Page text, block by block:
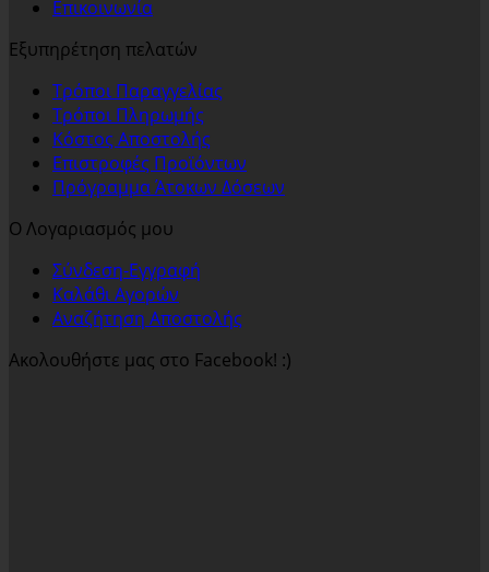
Επικοινωνία
Εξυπηρέτηση πελατών
Τρόποι Παραγγελίας
Τρόποι Πληρωμής
Κόστος Αποστολής
Επιστροφές Προϊόντων
Πρόγραμμα Άτοκων Δόσεων
Ο Λογαριασμός μου
Σύνδεση-Εγγραφή
Καλάθι Αγορών
Αναζήτηση Αποστολής
Ακολουθήστε μας στο Facebook! :)